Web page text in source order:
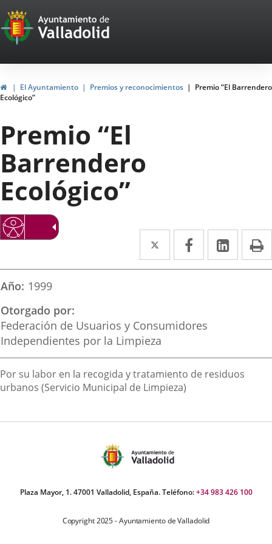
Portal
Web
del
Ayuntamiento
de
Valladolid
HomeEl Ayuntamiento Premios y reconocimientos
Premio “El Barrendero
Ecológico”
Premio “El
Barrendero
Ecológico”
Twitter
Enlace
a
externa.
Facebook
Enlace
a
externa.
Enlace
a
Año 1999
Otorgado por
Federación de Usuarios y Consumidores
Independientes por la Limpieza
Descripción
Por su labor en la recogida y tratamiento de residuos
urbanos (Servicio Municipal de Limpieza)
Plaza Mayor, 1. 47001 Valladolid, España. Teléfono:+34 983 426 100
Copyright 2025 - Ayuntamiento de Valladolid